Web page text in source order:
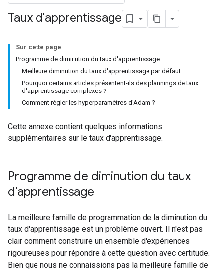
Taux d'apprentissage
Sur cette page
Programme de diminution du taux d'apprentissage
Meilleure diminution du taux d'apprentissage par défaut
Pourquoi certains articles présentent-ils des plannings de taux
d'apprentissage complexes ?
Comment régler les hyperparamètres d'Adam ?
Cette annexe contient quelques informations
supplémentaires sur le taux d'apprentissage.
Programme de diminution du taux
d'apprentissage
La meilleure famille de programmation de la diminution du
taux d'apprentissage est un problème ouvert. Il n'est pas
clair comment construire un ensemble d'expériences
rigoureuses pour répondre à cette question avec certitude.
Bien que nous ne connaissions pas la meilleure famille de